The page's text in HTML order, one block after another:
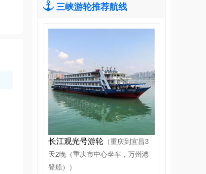
 三峡游轮推荐航线
长江观光号游轮 （重庆到宜昌3
天2晚（重庆市中心坐车，万州港
登船））